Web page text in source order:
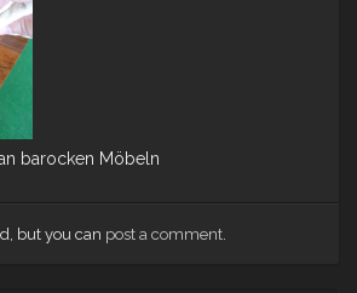
barocken Möbeln
but you can post a comment.